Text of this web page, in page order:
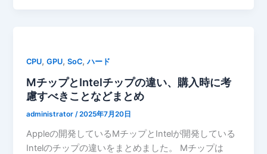
CPU,GPU,SoC,ハード
MチップとIntelチップの違い、購入時に考
慮すべきことなどまとめ
administrator /2025年7月20日
Appleの開発しているMチップとIntelが開発している
Intelのチップの違いをまとめました。 Mチップは